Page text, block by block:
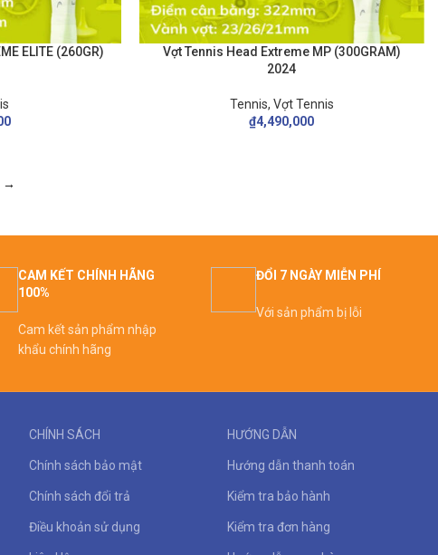
ELITE (260GR)
Vợt Tennis Head Extreme MP (300GRAM)
2024
Tennis, Vợt Tennis
₫4,490,000
→
CAM KẾT CHÍNH HÃNG
100%
Cam kết sản phẩm nhập
khẩu chính hãng
ĐỔI 7 NGÀY MIỄN PHÍ
Với sản phẩm bị lỗi
CHÍNH SÁCH
Chính sách bảo mật
Chính sách đổi trả
Điều khoản sử dụng
HƯỚNG DẪN
Hướng dẫn thanh toán
Kiểm tra bảo hành
Kiểm tra đơn hàng